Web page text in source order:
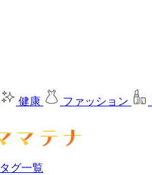
健康 ファッション
タグ一覧